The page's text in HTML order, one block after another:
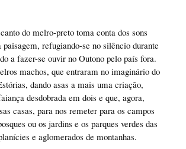
do melro-preto toma conta dos sons
paisagem, refugiando-se no silêncio durante
a fazer-se ouvir no Outono pelo país fora.
machos, que entraram no imaginário do
dando asas a mais uma criação,
desdobrada em dois e que, agora,
casas, para nos remeter para os campos
ou os jardins e os parques verdes das
e aglomerados de montanhas.